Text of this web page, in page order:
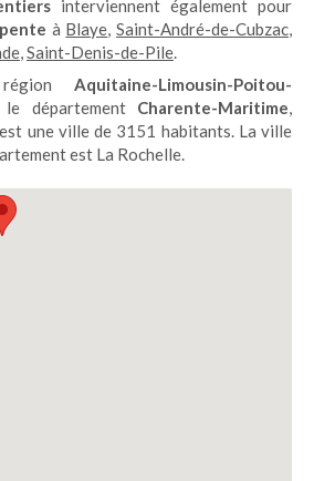
interviennent également pour
à Blaye,Saint-André-de-Cubzac,
,Saint-Denis-de-Pile.
Aquitaine-Limousin-Poitou-
département Charente-Maritime,
une ville de 3151 habitants. La ville
est La Rochelle.